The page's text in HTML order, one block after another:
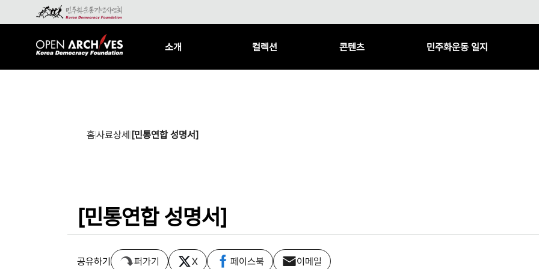
소개 컬렉션 콘텐츠 민주화운동 일지
홈사료상세 [민통연합 성명서]
[민통연합 성명서]
공유하기 퍼가기 X 페이스북 이메일